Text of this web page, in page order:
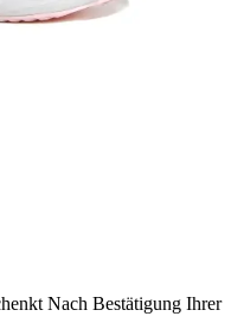
Nach Bestätigung Ihrer